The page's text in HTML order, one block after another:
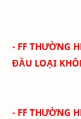
- FF THƯỜNG
ĐẦU LOẠI
- FF THƯỜNG